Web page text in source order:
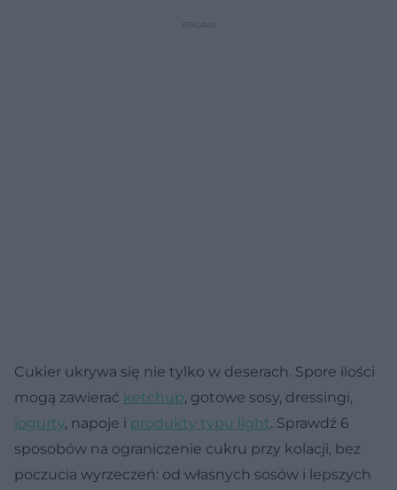
Cukier ukrywa się nie tylko w deserach. Spore ilości
mogą zawierać ketchup, gotowe sosy, dressingi,
jogurty, napoje i produkty typu light. Sprawdź 6
sposobów na ograniczenie cukru przy kolacji, bez
poczucia wyrzeczeń: od własnych sosów i lepszych